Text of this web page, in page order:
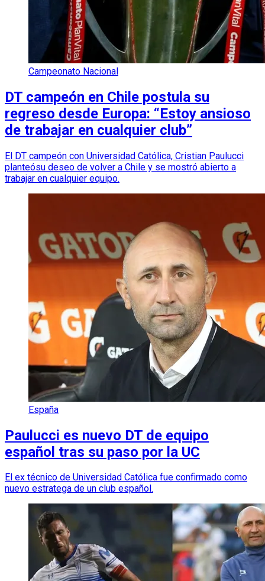
Campeonato Nacional
DT campeón en Chile postula su
regreso desde Europa: “Estoy ansioso
de trabajar en cualquier club”
El DT campeón con Universidad Católica, Cristian Paulucci
planteósu deseo de volver a Chile y se mostró abierto a
trabajar en cualquier equipo.
España
Paulucci es nuevo DT de equipo
español tras su paso por la UC
El ex técnico de Universidad Católica fue confirmado como
nuevo estratega de un club español.